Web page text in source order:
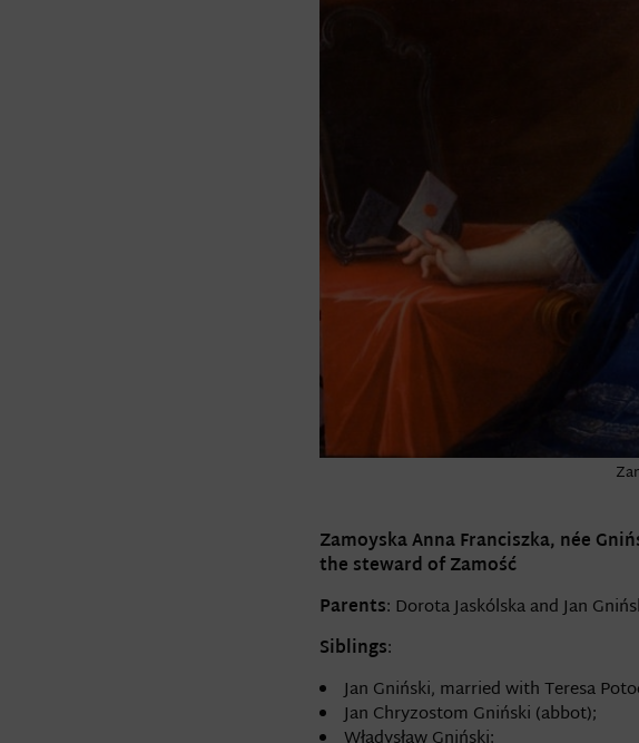
Zamoyska Anna Franciszka, née
the steward of Zamość
Parents: Dorota Jaskólska and Jan
Siblings:
Jan Gniński, married with Teresa
Jan Chryzostom Gniński (abbot);